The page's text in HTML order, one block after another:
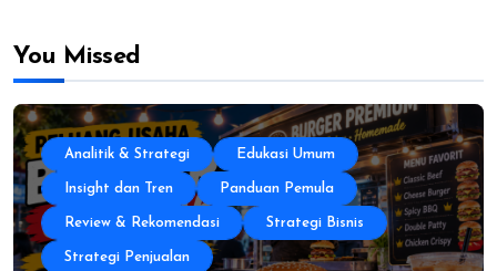
You Missed
Analitik & Strategi Edukasi Umum
Insight dan Tren Panduan Pemula
Review & Rekomendasi Strategi Bisnis
Strategi Penjualan